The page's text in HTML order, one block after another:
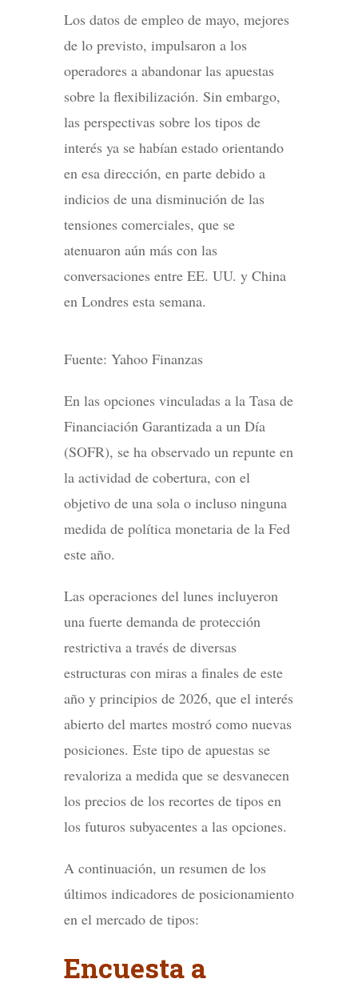
Los datos de empleo de mayo, mejores
de lo previsto, impulsaron a los
operadores a abandonar las apuestas
sobre la flexibilización. Sin embargo,
las perspectivas sobre los tipos de
interés ya se habían estado orientando
en esa dirección, en parte debido a
indicios de una disminución de las
tensiones comerciales, que se
atenuaron aún más con las
conversaciones entre EE. UU. y China
en Londres esta semana.
Fuente: Yahoo Finanzas
En las opciones vinculadas a la Tasa de
Financiación Garantizada a un Día
(SOFR), se ha observado un repunte en
la actividad de cobertura, con el
objetivo de una sola o incluso ninguna
medida de política monetaria de la Fed
este año.
Las operaciones del lunes incluyeron
una fuerte demanda de protección
restrictiva a través de diversas
estructuras con miras a finales de este
año y principios de 2026, que el interés
abierto del martes mostró como nuevas
posiciones. Este tipo de apuestas se
revaloriza a medida que se desvanecen
los precios de los recortes de tipos en
los futuros subyacentes a las opciones.
A continuación, un resumen de los
últimos indicadores de posicionamiento
en el mercado de tipos:
Encuesta a